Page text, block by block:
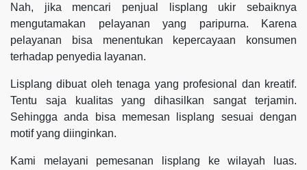
Nah, jika mencari penjual lisplang ukir sebaiknya
mengutamakan pelayanan yang paripurna. Karena
pelayanan bisa menentukan kepercayaan konsumen
terhadap penyedia layanan.
Lisplang dibuat oleh tenaga yang profesional dan kreatif.
Tentu saja kualitas yang dihasilkan sangat terjamin.
Sehingga anda bisa memesan lisplang sesuai dengan
motif yang diinginkan.
Kami melayani pemesanan lisplang ke wilayah luas.